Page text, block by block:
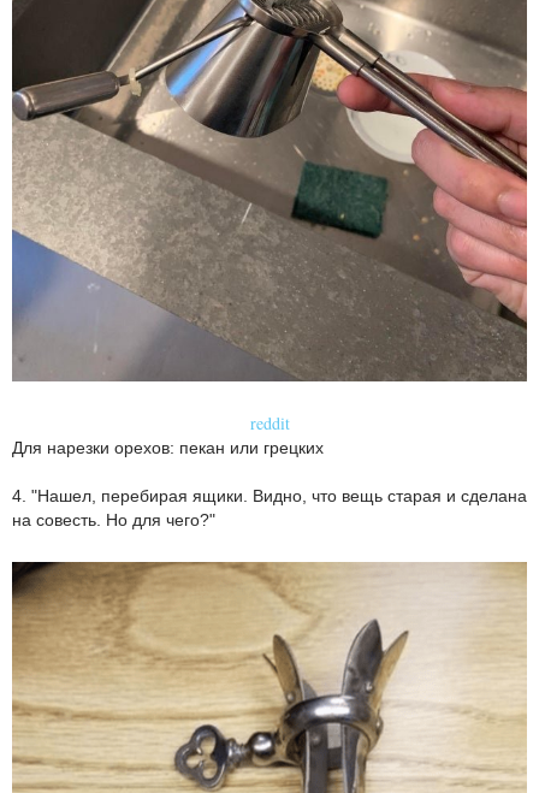
reddit
Для нарезки орехов: пекан или грецких
4. "Нашел, перебирая ящики. Видно, что вещь старая и сделана
на совесть. Но для чего?"